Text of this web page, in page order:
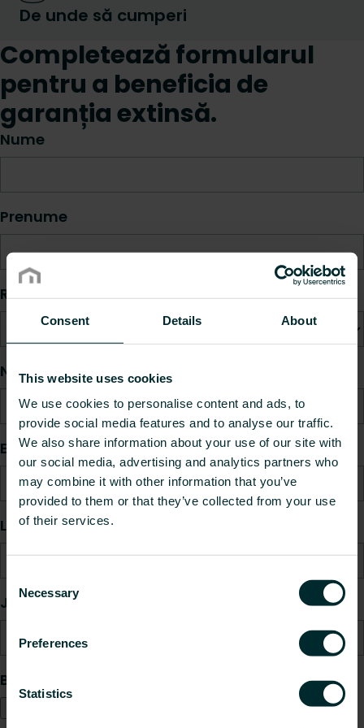
Consent Details About
This website uses cookies
We use cookies to personalise content and ads, to
provide social media features and to analyse our traffic.
We also share information about your use of our site with
our social media, advertising and analytics partners who
may combine it with other information that you’ve
provided to them or that they’ve collected from your use
of their services.
Selection
Necessary
Preferences
Statistics
De unde să cumperi
Completează formularul
pentru a beneficia de
garanția extinsă.
Nume
Prenume
Rol
Număr de telefon
Email
Localitate
Județ
Bonul/Factura